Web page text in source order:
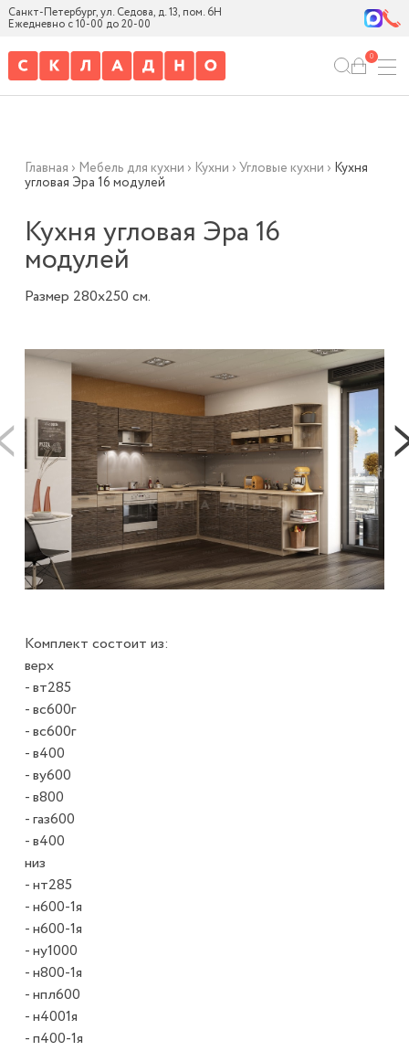
Санкт-Петербург, ул. Седова, д. 13, пом. 6Н
Ежедневно с 10-00 до 20-00
0
Главная › Мебель для кухни › Кухни › Угловые кухни › Кухня
угловая Эра 16 модулей
Кухня угловая Эра 16
модулей
Размер 280х250 см.
Комплект состоит из:
верх
- вт285
- вс600г
- вс600г
- в400
- ву600
- в800
- газ600
- в400
низ
- нт285
- н600-1я
- н600-1я
- ну1000
- н800-1я
- нпл600
- н4001я
- п400-1я